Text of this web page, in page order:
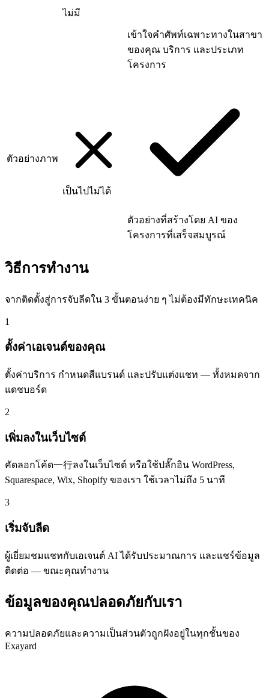
ไม่มี
เข้าใจคำศัพท์เฉพาะทางในสาขา
ของคุณ บริการ และประเภท
โครงการ
ตัวอย่างภาพ
เป็นไปไม่ได้
ตัวอย่างที่สร้างโดย AI ของ
โครงการที่เสร็จสมบูรณ์
วิธีการทำงาน
จากติดตั้งสู่การจับลีดใน 3 ขั้นตอนง่าย ๆ ไม่ต้องมีทักษะเทคนิค
1
ตั้งค่าเอเจนต์ของคุณ
ตั้งค่าบริการ กำหนดสีแบรนด์ และปรับแต่งแชท — ทั้งหมดจาก
แดชบอร์ด
2
เพิ่มลงในเว็บไซต์
คัดลอกโค้ด一行ลงในเว็บไซต์ หรือใช้ปลั๊กอิน WordPress,
Squarespace, Wix, Shopify ของเรา ใช้เวลาไม่ถึง 5 นาที
3
เริ่มจับลีด
ผู้เยี่ยมชมแชทกับเอเจนต์ AI ได้รับประมาณการ และแชร์ข้อมูล
ติดต่อ — ขณะคุณทำงาน
ข้อมูลของคุณปลอดภัยกับเรา
ความปลอดภัยและความเป็นส่วนตัวถูกฝังอยู่ในทุกชั้นของ
Exayard